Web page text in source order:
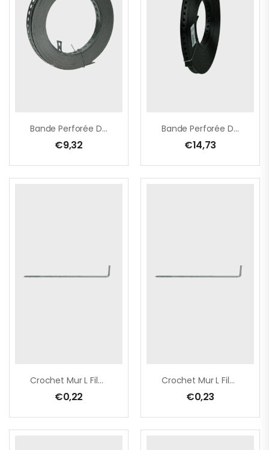
Bande Perforée Droite 10m 17×0,8 Zn
€9,32
Bande Perforée Droite 10m 19×0,8 GP
€14,73
Crochet Mur L Filet Bois 3,5×180 Zn/100p
€0,22
Crochet Mur L Filet Bois 3,5×210 Zn/100p
€0,23